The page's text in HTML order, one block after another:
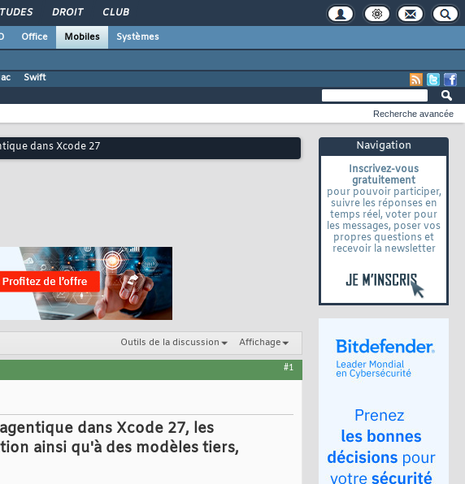
DROIT CLUB
Office Mobiles
Systèmes
Swift
Navigation
Inscrivez-vous
gratuitement
pour pouvoir participer,
suivre les réponses en
temps réel, voter pour
les messages, poser vos
propres questions et
recevoir la newsletter
Recherche avancée
dans Xcode 27
Outils de la discussion Affichage
#1
dans Xcode 27, les
ainsi qu'à des modèles tiers,